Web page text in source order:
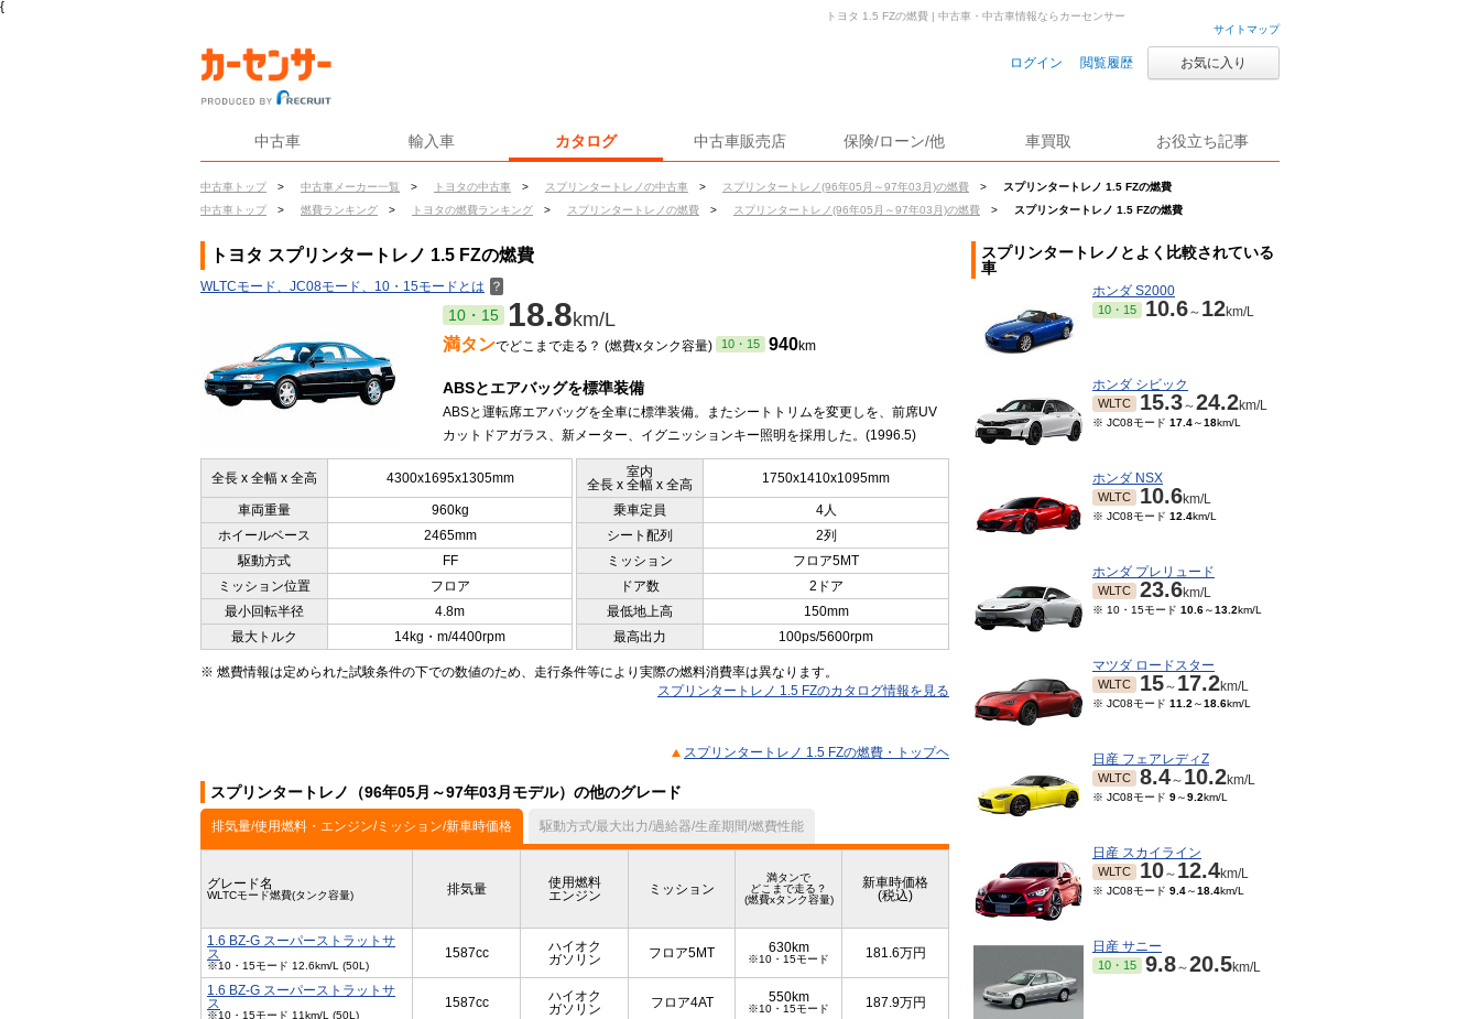
{
サイトマップ
ログイン 閲覧履歴 お気に入り
中古車 輸入車 カタログ 中古車販売店 保険/ローン/他 車買取 お役立ち記事
中古車トップ > 中古車メーカー一覧 > トヨタの中古車 > スプリンタートレノの中古車 > スプリンタートレノ(96年05月～97年03月)の燃費 >
スプリンタートレノ 1.5 FZの燃費
中古車トップ
> 燃費ランキング > トヨタの燃費ランキング > スプリンタートレノの燃費 > スプリンタートレノ(96年05月～97年03月)の燃費 > スプリンタートレノ 1.5 FZの燃費
トヨタ 1.5 FZの燃費 | 中古車・中古車情報ならカーセンサー
トヨタ スプリンタートレノ 1.5 FZの燃費
WLTCモード、JC08モード、10・15モードとは ？
10・15 18.8km/L
満タンでどこまで走る？ (燃費xタンク容量) 10・15 940km
ABSとエアバッグを標準装備
ABSと運転席エアバッグを全車に標準装備。またシートトリムを変更しを、前席UV
カットドアガラス、新メーター、イグニッションキー照明を採用した。(1996.5)
全長 x 全幅 x 全高 4300x1695x1305mm
室内
全長 x 全幅 x 全高
1750x1410x1095mm
車両重量 960kg 乗車定員
4人
ホイールベース
2465mm シート配列
2列
駆動方式
FF ミッション
フロア5MT
ミッション位置
フロア ドア数
2ドア
最小回転半径
4.8m 最低地上高
150mm
最大トルク
14kg・m/4400rpm 最高出力 100ps/5600rpm
※ 燃費情報は定められた試験条件の下での数値のため、走行条件等により実際の燃料消費率は異なります。
スプリンタートレノ 1.5 FZのカタログ情報を見る
スプリンタートレノ 1.5 FZの燃費・トップヘ
スプリンタートレノ（96年05月～97年03月モデル）の他のグレード
排気量/使用燃料・エンジン/ミッション/新車時価格 駆動方式/最大出力/過給器/生産期間/燃費性能
グレード名
WLTCモード燃費(タンク容量) 排気量
使用燃料
エンジン
ミッション
満タンで
どこまで走る？
(燃費xタンク容量)
新車時価格
(税込)
1.6 BZ-G スーパーストラットサ
ス
※10・15モード 12.6km/L (50L)
1587cc
ハイオク
ガソリン
フロア5MT 630km
※10・15モード 181.6万円
1.6 BZ-G スーパーストラットサ
ス
※10・15モード 11km/L (50L)
1587cc
ハイオク
ガソリン
フロア4AT 550km
※10・15モード 187.9万円
スプリンタートレノとよく比較されている
車
ホンダ S2000
10・15 10.6～ 12km/L
ホンダ シビック
WLTC 15.3～24.2km/L
※ JC08モード 17.4～18km/L
ホンダ NSX
WLTC 10.6km/L
※ JC08モード 12.4km/L
ホンダ プレリュード
WLTC 23.6km/L
※ 10・15モード 10.6～13.2km/L
マツダ ロードスター
WLTC 15～ 17.2km/L
※ JC08モード 11.2 ～18.6km/L
日産 フェアレディZ
WLTC 8.4～ 10.2km/L
※ JC08モード 9～9.2km/L
日産 スカイライン
WLTC 10～ 12.4km/L
※ JC08モード 9.4～18.4km/L
日産 サニー
10・15 9.8～20.5km/L